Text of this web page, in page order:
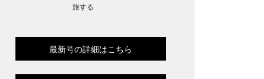
旅する
最新号の詳細はこちら